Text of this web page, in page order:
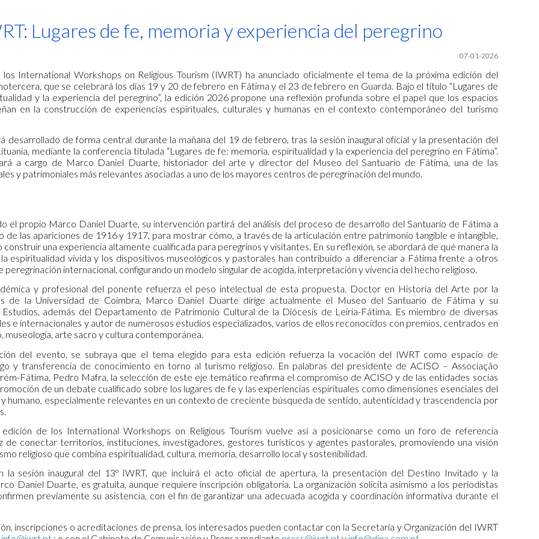
to main content Skip to navigation
Lugares de fe, memoria y experiencia del peregrino
07-01-2026
los International Workshops on Religious Tourism (IWRT) ha anunciado oficialmente el tema de la próxima edición del
que se celebrará los días 19 y 20 de febrero en Fátima y el 23 de febrero en Guarda. Bajo el título “Lugares de
y la experiencia del peregrino”, la edición 2026 propone una reflexión profunda sobre el papel que los espacios
en la construcción de experiencias espirituales, culturales y humanas en el contexto contemporáneo del turismo
desarrollado de forma central durante la mañana del 19 de febrero, tras la sesión inaugural oficial y la presentación del
mediante la conferencia titulada “Lugares de fe: memoria, espiritualidad y la experiencia del peregrino en Fátima”.
a cargo de Marco Daniel Duarte, historiador del arte y director del Museo del Santuario de Fátima, una de las
y patrimoniales más relevantes asociadas a uno de los mayores centros de peregrinación del mundo.
el propio Marco Daniel Duarte, su intervención partirá del análisis del proceso de desarrollo del Santuario de Fátima a
de las apariciones de 1916 y 1917, para mostrar cómo, a través de la articulación entre patrimonio tangible e intangible,
construir una experiencia altamente cualificada para peregrinos y visitantes. En su reflexión, se abordará de qué manera la
espiritualidad vivida y los dispositivos museológicos y pastorales han contribuido a diferenciar a Fátima frente a otros
peregrinación internacional, configurando un modelo singular de acogida, interpretación y vivencia del hecho religioso.
y profesional del ponente refuerza el peso intelectual de esta propuesta. Doctor en Historia del Arte por la
de la Universidad de Coimbra, Marco Daniel Duarte dirige actualmente el Museo del Santuario de Fátima y su
además del Departamento de Patrimonio Cultural de la Diócesis de Leiria-Fátima. Es miembro de diversas
e internacionales y autor de numerosos estudios especializados, varios de ellos reconocidos con premios, centrados en
museología, arte sacro y cultura contemporánea.
del evento, se subraya que el tema elegido para esta edición refuerza la vocación del IWRT como espacio de
y transferencia de conocimiento en torno al turismo religioso. En palabras del presidente de ACISO – Associação
Fátima, Pedro Mafra, la selección de este eje temático reafirma el compromiso de ACISO y de las entidades socias
de un debate cualificado sobre los lugares de fe y las experiencias espirituales como dimensiones esenciales del
humano, especialmente relevantes en un contexto de creciente búsqueda de sentido, autenticidad y trascendencia por
de los International Workshops on Religious Tourism vuelve así a posicionarse como un foro de referencia
de conectar territorios, instituciones, investigadores, gestores turísticos y agentes pastorales, promoviendo una visión
religioso que combina espiritualidad, cultura, memoria, desarrollo local y sostenibilidad.
la sesión inaugural del 13º IWRT, que incluirá el acto oficial de apertura, la presentación del Destino Invitado y la
Daniel Duarte, es gratuita, aunque requiere inscripción obligatoria. La organización solicita asimismo a los periodistas
previamente su asistencia, con el fin de garantizar una adecuada acogida y coordinación informativa durante el
inscripciones o acreditaciones de prensa, los interesados pueden contactar con la Secretaría y Organización del IWRT